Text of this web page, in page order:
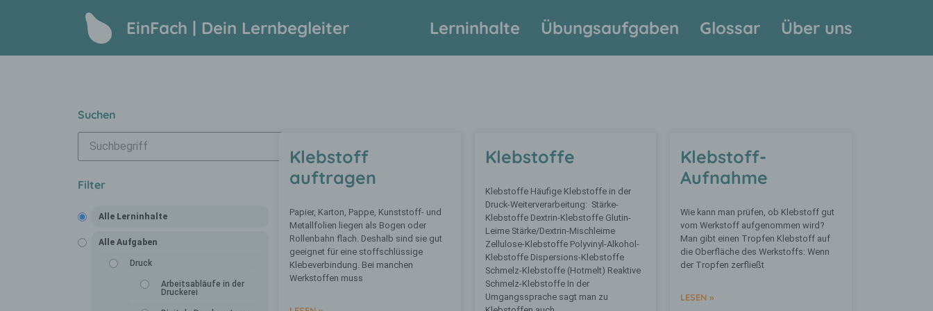
EinFach | Dein Lernbegleiter Lerninhalte Übungsaufgaben Glossar Über uns
Suchen
Filter
Alle Lerninhalte
Alle Aufgaben
Druck
Arbeitsabläufe in der
Druckerei
Klebstoff
auftragen
Papier, Karton, Pappe, Kunststoff- und
Metallfolien liegen als Bogen oder
Rollenbahn flach. Deshalb sind sie gut
geeignet für eine stoffschlüssige
Klebeverbindung. Bei manchen
Werkstoffen muss
Klebstoffe
Klebstoffe Häufige Klebstoffe in der
Druck-Weiterverarbeitung: Stärke-
Klebstoffe Dextrin-Klebstoffe Glutin-
Leime Stärke/Dextrin-Mischleime
Zellulose-Klebstoffe Polyvinyl-Alkohol-
Klebstoffe Dispersions-Klebstoffe
Schmelz-Klebstoffe (Hotmelt) Reaktive
Schmelz-Klebstoffe In der
Umgangssprache sagt man zu
Klebstoff-
Aufnahme
Wie kann man prüfen, ob Klebstoff gut
vom Werkstoff aufgenommen wird?
Man gibt einen Tropfen Klebstoff auf
die Oberfläche des Werkstoffs: Wenn
der Tropfen zerfließt
LESEN »